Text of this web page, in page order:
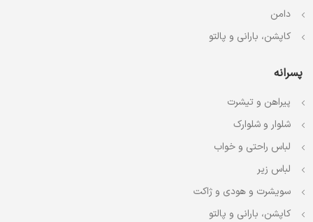
دامن
کاپشن، بارانی و پالتو
پسرانه
پیراهن و تیشرت
شلوار و شلوارک
لباس راحتی و خواب
لباس زیر
سویشرت و هودی و ژاکت
کاپشن، بارانی و پالتو